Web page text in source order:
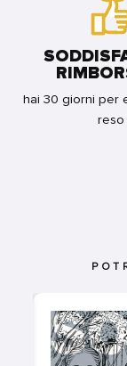
hai 30 giorni per
reso